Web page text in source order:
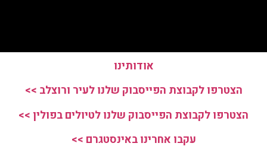
אודותינו
הצטרפו לקבוצת הפייסבוק שלנו לעיר ורוצלב >>
הצטרפו לקבוצת הפייסבוק שלנו לטיולים בפולין >>
עקבו אחרינו באינסטגרם >>